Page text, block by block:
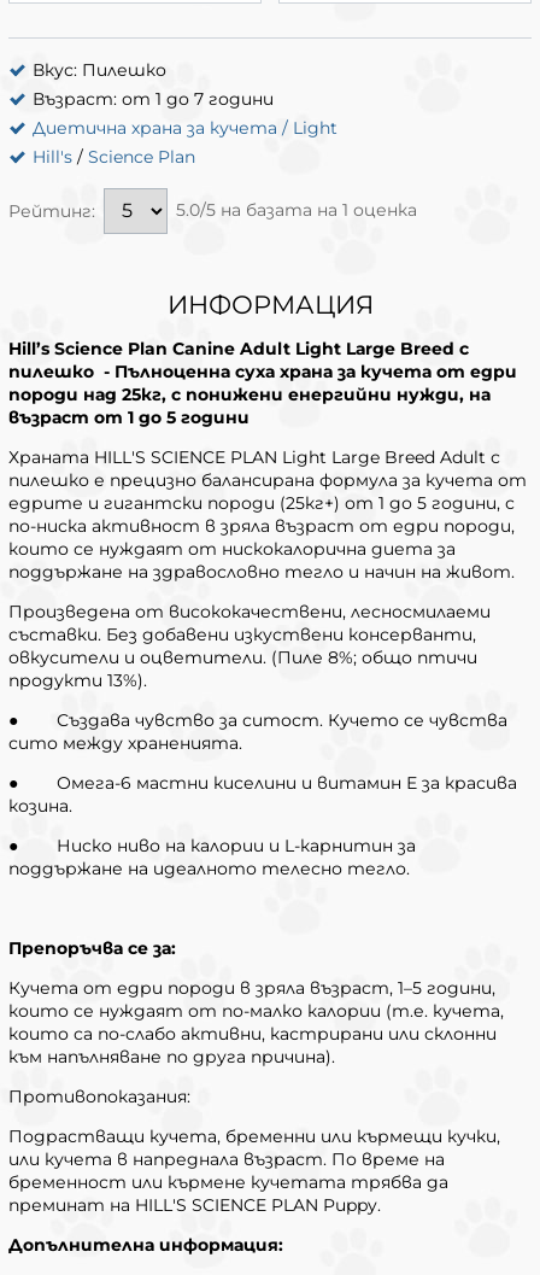
Вкус: Пилешко
Възраст: от 1 до 7 години
Диетична храна за кучета / Light
Hill's / Science Plan
Рейтинг: 5.0/5 на базата на 1 оценка
ИНФОРМАЦИЯ
Hill’s Science Plan Canine Adult Light Lаrge Breed с
пилешко - Пълноценна суха храна за кучета от едри
породи над 25кг, с понижени енергийни нужди, на
възраст от 1 до 5 години
Храната HILL'S SCIENCE PLAN Light Large Breed Adult с
пилешко е прецизно балансирана формула за кучета от
едрите и гигантски породи (25кг+) от 1 до 5 години, с
по-ниска активност в зряла възраст от едри породи,
които се нуждаят от нискокалорична диета за
поддържане на здравословно тегло и начин на живот.
Произведена от висококачествени, лесносмилаеми
съставки. Без добавени изкуствени консерванти,
овкусители и оцветители. (Пиле 8%; общо птичи
продукти 13%).
● Създава чувство за ситост. Кучето се чувства
сито между храненията.
● Омега-6 мастни киселини и витамин Е за красива
козина.
● Ниско ниво на калории и L-карнитин за
поддържане на идеалното телесно тегло.
Препоръчва се за:
Кучета от едри породи в зряла възраст, 1–5 години,
които се нуждаят от по-малко калории (т.е. кучета,
които са по-слабо активни, кастрирани или склонни
към напълняване по друга причина).
Противопоказания:
Подрастващи кучета, бременни или кърмещи кучки,
или кучета в напреднала възраст. По време на
бременност или кърмене кучетата трябва да
преминат на HILL'S SCIENCE PLAN Puppy.
Допълнителна информация: